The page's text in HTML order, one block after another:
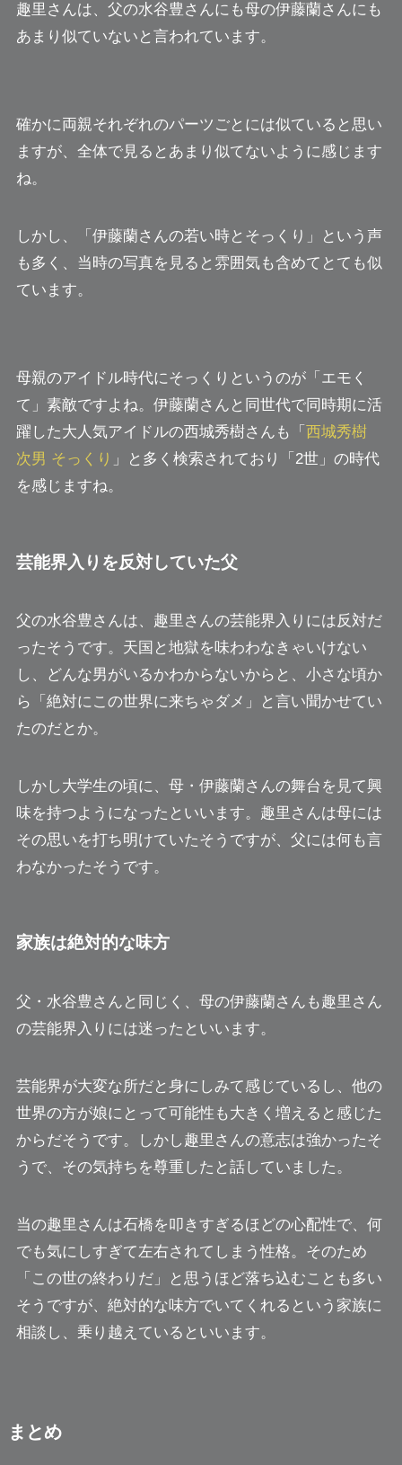
趣里さんは、父の水谷豊さんにも母の伊藤蘭さんにも
あまり似ていないと言われています。
確かに両親それぞれのパーツごとには似ていると思い
ますが、全体で見るとあまり似てないように感じます
ね。
しかし、「伊藤蘭さんの若い時とそっくり」という声
も多く、当時の写真を見ると雰囲気も含めてとても似
ています。
母親のアイドル時代にそっくりというのが「エモく
て」素敵ですよね。伊藤蘭さんと同世代で同時期に活
躍した大人気アイドルの西城秀樹さんも「 西城秀樹
次男 そっくり 」と多く検索されており「2世」の時代
を感じますね。
芸能界入りを反対していた父
父の水谷豊さんは、趣里さんの芸能界入りには反対だ
ったそうです。天国と地獄を味わわなきゃいけない
し、どんな男がいるかわからないからと、小さな頃か
ら「絶対にこの世界に来ちゃダメ」と言い聞かせてい
たのだとか。
しかし大学生の頃に、母・伊藤蘭さんの舞台を見て興
味を持つようになったといいます。趣里さんは母には
その思いを打ち明けていたそうですが、父には何も言
わなかったそうです。
家族は絶対的な味方
父・水谷豊さんと同じく、母の伊藤蘭さんも趣里さん
の芸能界入りには迷ったといいます。
芸能界が大変な所だと身にしみて感じているし、他の
世界の方が娘にとって可能性も大きく増えると感じた
からだそうです。しかし趣里さんの意志は強かったそ
うで、その気持ちを尊重したと話していました。
当の趣里さんは石橋を叩きすぎるほどの心配性で、何
でも気にしすぎて左右されてしまう性格。そのため
「この世の終わりだ」と思うほど落ち込むことも多い
そうですが、絶対的な味方でいてくれるという家族に
相談し、乗り越えているといいます。
まとめ